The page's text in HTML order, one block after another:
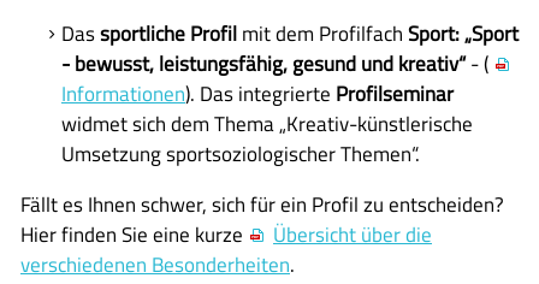
Dassportliche Profilmit dem ProfilfachSport: „Sport
- bewusst, leistungsfähig, gesund und kreativ“- (
Informationen). Das integrierte Profilseminar
widmet sich dem Thema „Kreativ-künstlerische
Umsetzung sportsoziologischer Themen“.
Fällt es Ihnen schwer, sich für ein Profil zu entscheiden?
Hier finden Sie eine kurze
Übersicht über die
verschiedenen Besonderheiten.